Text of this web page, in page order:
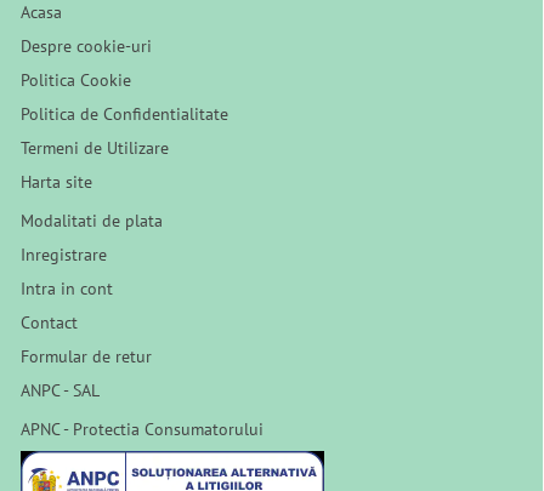
Acasa
Despre cookie-uri
Politica Cookie
Politica de Confidentialitate
Termeni de Utilizare
Harta site
Modalitati de plata
Inregistrare
Intra in cont
Contact
Formular de retur
ANPC - SAL
APNC - Protectia Consumatorului